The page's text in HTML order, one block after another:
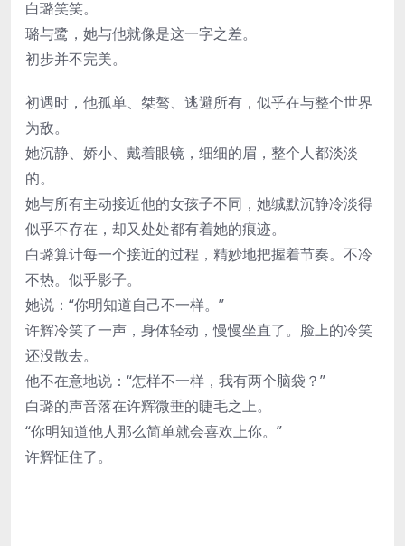
白璐笑笑。
璐与鹭，她与他就像是这一字之差。
初步并不完美。
初遇时，他孤单、桀骜、逃避所有，似乎在与整个世界
为敌。
她沉静、娇小、戴着眼镜，细细的眉，整个人都淡淡
的。
她与所有主动接近他的女孩子不同，她缄默沉静冷淡得
似乎不存在，却又处处都有着她的痕迹。
白璐算计每一个接近的过程，精妙地把握着节奏。不冷
不热。似乎影子。
她说：“你明知道自己不一样。”
许辉冷笑了一声，身体轻动，慢慢坐直了。脸上的冷笑
还没散去。
他不在意地说：“怎样不一样，我有两个脑袋？”
白璐的声音落在许辉微垂的睫毛之上。
“你明知道他人那么简单就会喜欢上你。”
许辉怔住了。